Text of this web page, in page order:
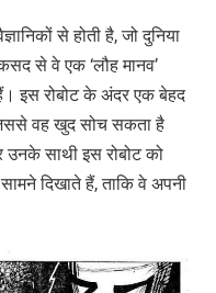
से होती है, जो दुनिया
से वे एक ‘लौह मानव’
हैं। इस रोबोट के अंदर एक बेहद
वह खुद सोच सकता है
साथी इस रोबोट को
दिखाते हैं, ताकि वे अपनी